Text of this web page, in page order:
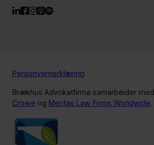
Personvernerklæring
Brækhus Advokatfirma samarbeider med
Crowe og Meritas Law Firms Worldwide.